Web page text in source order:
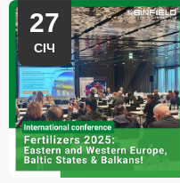
27
СІЧ